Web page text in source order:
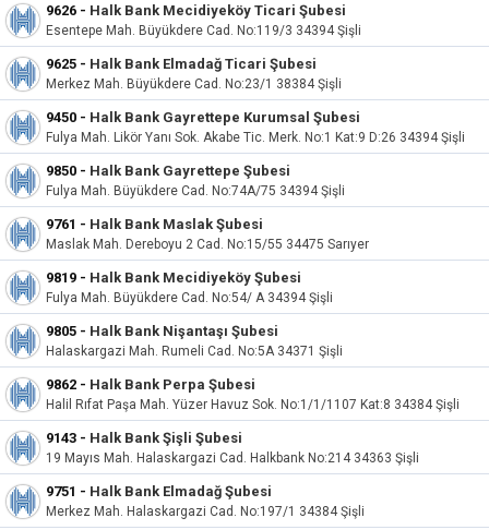
9626 - Halk Bank Mecidiyeköy Ticari Şubesi
Esentepe Mah. Büyükdere Cad. No:119/3 34394 Şişli
9625 - Halk Bank Elmadağ Ticari Şubesi
Merkez Mah. Büyükdere Cad. No:23/1 38384 Şişli
9450 - Halk Bank Gayrettepe Kurumsal Şubesi
Fulya Mah. Likör Yanı Sok. Akabe Tic. Merk. No:1 Kat:9 D:26 34394 Şişli
9850 - Halk Bank Gayrettepe Şubesi
Fulya Mah. Büyükdere Cad. No:74A/75 34394 Şişli
9761 - Halk Bank Maslak Şubesi
Maslak Mah. Dereboyu 2 Cad. No:15/55 34475 Sarıyer
9819 - Halk Bank Mecidiyeköy Şubesi
Fulya Mah. Büyükdere Cad. No:54/ A 34394 Şişli
9805 - Halk Bank Nişantaşı Şubesi
Halaskargazi Mah. Rumeli Cad. No:5A 34371 Şişli
9862 - Halk Bank Perpa Şubesi
Halil Rıfat Paşa Mah. Yüzer Havuz Sok. No:1/1/1107 Kat:8 34384 Şişli
9143 - Halk Bank Şişli Şubesi
19 Mayıs Mah. Halaskargazi Cad. Halkbank No:214 34363 Şişli
9751 - Halk Bank Elmadağ Şubesi
Merkez Mah. Halaskargazi Cad. No:197/1 34384 Şişli